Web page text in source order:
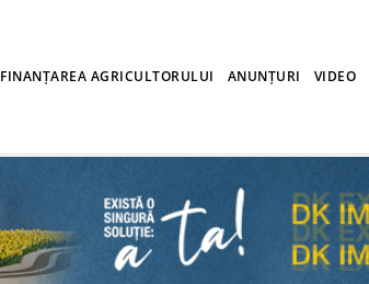
FINANȚAREA AGRICULTORULUI ANUNȚURI VIDEO